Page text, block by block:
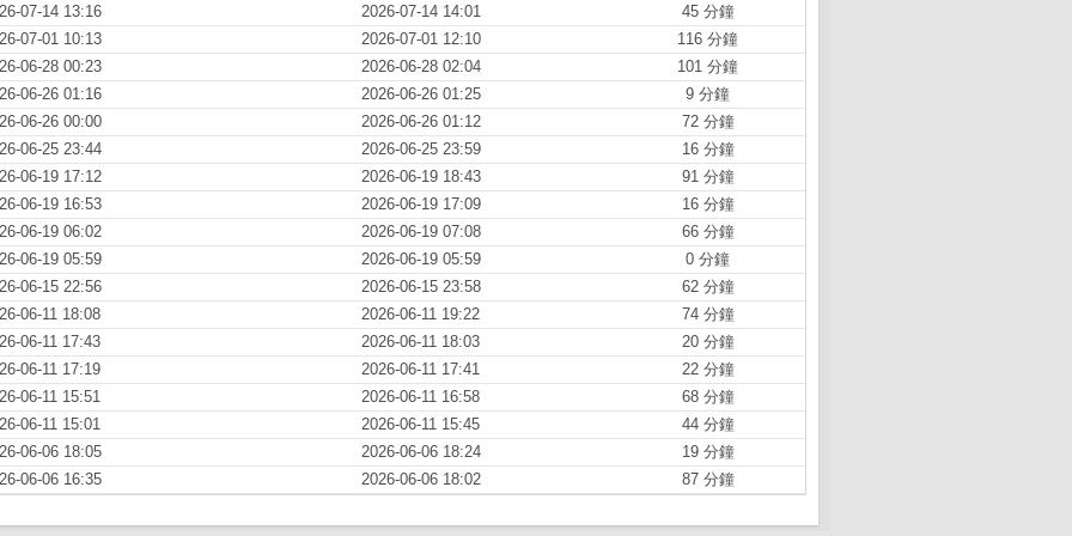
07-14 13:16 2026-07-14 14:01
45 分鐘
07-01 10:13
2026-07-01 12:10
116 分鐘
06-28 00:23
2026-06-28 02:04
101 分鐘
06-26 01:16
2026-06-26 01:25
9 分鐘
06-26 00:00
2026-06-26 01:12
72 分鐘
06-25 23:44
2026-06-25 23:59
16 分鐘
06-19 17:12
2026-06-19 18:43
91 分鐘
06-19 16:53
2026-06-19 17:09
16 分鐘
06-19 06:02
2026-06-19 07:08
66 分鐘
06-19 05:59
2026-06-19 05:59
0 分鐘
06-15 22:56
2026-06-15 23:58
62 分鐘
06-11 18:08
2026-06-11 19:22
74 分鐘
06-11 17:43
2026-06-11 18:03
20 分鐘
06-11 17:19
2026-06-11 17:41
22 分鐘
06-11 15:51
2026-06-11 16:58
68 分鐘
06-11 15:01
2026-06-11 15:45
44 分鐘
06-06 18:05
2026-06-06 18:24
19 分鐘
06-06 16:35
2026-06-06 18:02 87 分鐘